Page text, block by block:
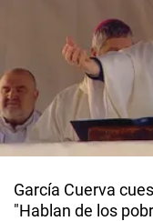
García Cuerva
"Hablan de los